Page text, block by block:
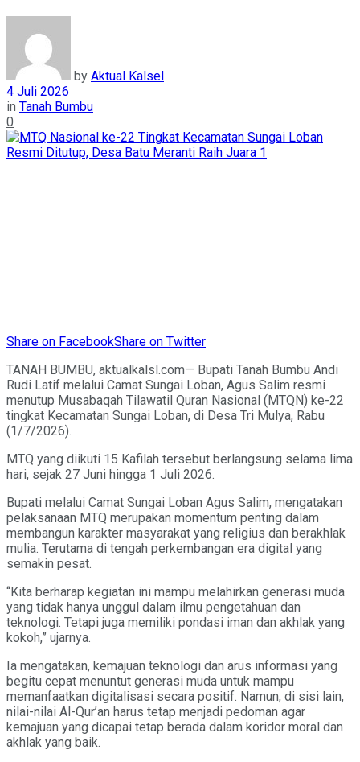
by Aktual Kalsel
4 Juli 2026
in Tanah Bumbu
0
Share on FacebookShare on Twitter
TANAH BUMBU, aktualkalsl.com— Bupati Tanah Bumbu Andi
Rudi Latif melalui Camat Sungai Loban, Agus Salim resmi
menutup Musabaqah Tilawatil Quran Nasional (MTQN) ke-22
tingkat Kecamatan Sungai Loban, di Desa Tri Mulya, Rabu
(1/7/2026).
MTQ yang diikuti 15 Kafilah tersebut berlangsung selama lima
hari, sejak 27 Juni hingga 1 Juli 2026.
Bupati melalui Camat Sungai Loban Agus Salim, mengatakan
pelaksanaan MTQ merupakan momentum penting dalam
membangun karakter masyarakat yang religius dan berakhlak
mulia. Terutama di tengah perkembangan era digital yang
semakin pesat.
“Kita berharap kegiatan ini mampu melahirkan generasi muda
yang tidak hanya unggul dalam ilmu pengetahuan dan
teknologi. Tetapi juga memiliki pondasi iman dan akhlak yang
kokoh,” ujarnya.
Ia mengatakan, kemajuan teknologi dan arus informasi yang
begitu cepat menuntut generasi muda untuk mampu
memanfaatkan digitalisasi secara positif. Namun, di sisi lain,
nilai-nilai Al-Qur’an harus tetap menjadi pedoman agar
kemajuan yang dicapai tetap berada dalam koridor moral dan
akhlak yang baik.